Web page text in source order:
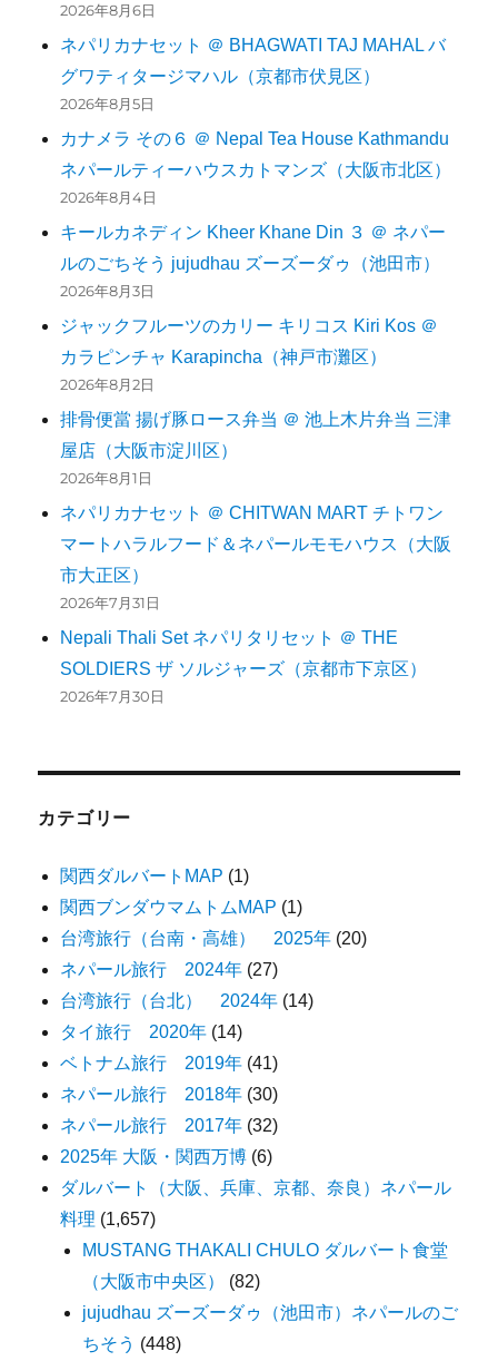
2026年8月6日
ネパリカナセット ＠ BHAGWATI TAJ MAHAL バ
グワティタージマハル（京都市伏見区）
2026年8月5日
カナメラ その６ ＠ Nepal Tea House Kathmandu
ネパールティーハウスカトマンズ（大阪市北区）
2026年8月4日
キールカネディン Kheer Khane Din ３ ＠ ネパー
ルのごちそう jujudhau ズーズーダゥ（池田市）
2026年8月3日
ジャックフルーツのカリー キリコス Kiri Kos ＠
カラピンチャ Karapincha（神戸市灘区）
2026年8月2日
排骨便當 揚げ豚ロース弁当 ＠ 池上木片弁当 三津
屋店（大阪市淀川区）
2026年8月1日
ネパリカナセット ＠ CHITWAN MART チトワン
マートハラルフード＆ネパールモモハウス（大阪
市大正区）
2026年7月31日
Nepali Thali Set ネパリタリセット ＠ THE
SOLDIERS ザ ソルジャーズ（京都市下京区）
2026年7月30日
カテゴリー
関西ダルバートMAP (1)
関西ブンダウマムトムMAP (1)
台湾旅行（台南・高雄） 2025年 (20)
ネパール旅行 2024年 (27)
台湾旅行（台北） 2024年 (14)
タイ旅行 2020年 (14)
ベトナム旅行 2019年 (41)
ネパール旅行 2018年 (30)
ネパール旅行 2017年 (32)
2025年 大阪・関西万博 (6)
ダルバート（大阪、兵庫、京都、奈良）ネパール
料理 (1,657)
MUSTANG THAKALI CHULO ダルバート食堂
（大阪市中央区）
(82)
jujudhau ズーズーダゥ（池田市）ネパールのご
ちそう (448)